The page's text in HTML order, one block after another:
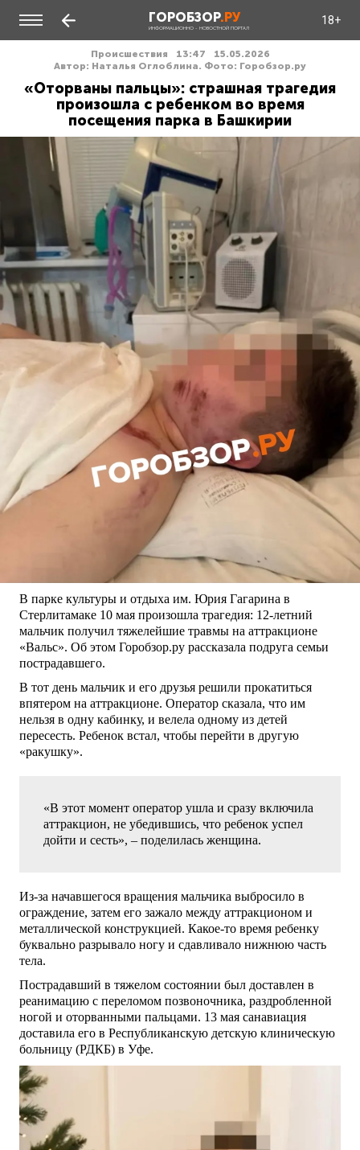
ГОРОБЗОР.РУ
ИНФОРМАЦИОННО - НОВОСТНОЙ ПОРТАЛ
18+
Происшествия 13:47
15.05.2026
Автор: Наталья Оглоблина. Фото: Горобзор.ру
«Оторваны пальцы»: страшная трагедия
произошла с ребенком во время
посещения парка в Башкирии
В парке культуры и отдыха им. Юрия Гагарина в
Стерлитамаке 10 мая произошла трагедия: 12-летний
мальчик получил тяжелейшие травмы на аттракционе
«Вальс». Об этом Горобзор.ру рассказала подруга семьи
пострадавшего.
В тот день мальчик и его друзья решили прокатиться
впятером на аттракционе. Оператор сказала, что им
нельзя в одну кабинку, и велела одному из детей
пересесть. Ребенок встал, чтобы перейти в другую
«ракушку».
«В этот момент оператор ушла и сразу включила
аттракцион, не убедившись, что ребенок успел
дойти и сесть», – поделилась женщина.
Из-за начавшегося вращения мальчика выбросило в
ограждение, затем его зажало между аттракционом и
металлической конструкцией. Какое-то время ребенку
буквально разрывало ногу и сдавливало нижнюю часть
тела.
Пострадавший в тяжелом состоянии был доставлен в
реанимацию с переломом позвоночника, раздробленной
ногой и оторванными пальцами. 13 мая санавиация
доставила его в Республиканскую детскую клиническую
больницу (РДКБ) в Уфе.